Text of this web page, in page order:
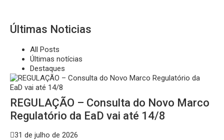
Últimas Noticias
All Posts
Últimas notícias
Destaques
REGULAÇÃO – Consulta do Novo Marco
Regulatório da EaD vai até 14/8
31 de julho de 2026